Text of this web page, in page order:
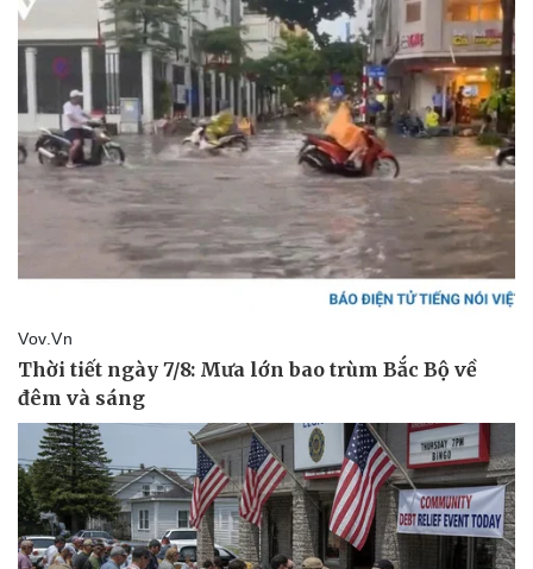
Doanh nghiệp
Thông tin doanh nghiệp
Doanh nghiệp 24h
Doanh nhân
Vì cộng đồng
Công nghệ
Tin Công nghệ
Trải nghiệm
Chuyển đổi số